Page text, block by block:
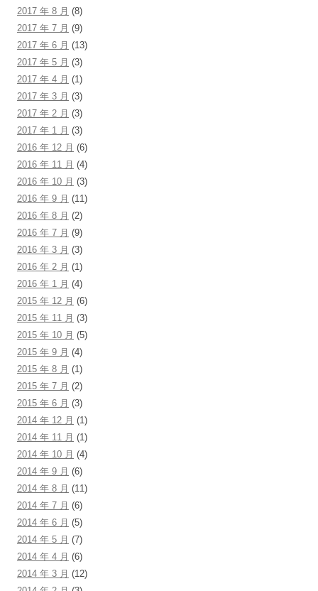
2017 年 8 月 (8)
2017 年 7 月 (9)
2017 年 6 月 (13)
2017 年 5 月 (3)
2017 年 4 月 (1)
2017 年 3 月 (3)
2017 年 2 月 (3)
2017 年 1 月 (3)
2016 年 12 月 (6)
2016 年 11 月 (4)
2016 年 10 月 (3)
2016 年 9 月 (11)
2016 年 8 月 (2)
2016 年 7 月 (9)
2016 年 3 月 (3)
2016 年 2 月 (1)
2016 年 1 月 (4)
2015 年 12 月 (6)
2015 年 11 月 (3)
2015 年 10 月 (5)
2015 年 9 月 (4)
2015 年 8 月 (1)
2015 年 7 月 (2)
2015 年 6 月 (3)
2014 年 12 月 (1)
2014 年 11 月 (1)
2014 年 10 月 (4)
2014 年 9 月 (6)
2014 年 8 月 (11)
2014 年 7 月 (6)
2014 年 6 月 (5)
2014 年 5 月 (7)
2014 年 4 月 (6)
2014 年 3 月 (12)